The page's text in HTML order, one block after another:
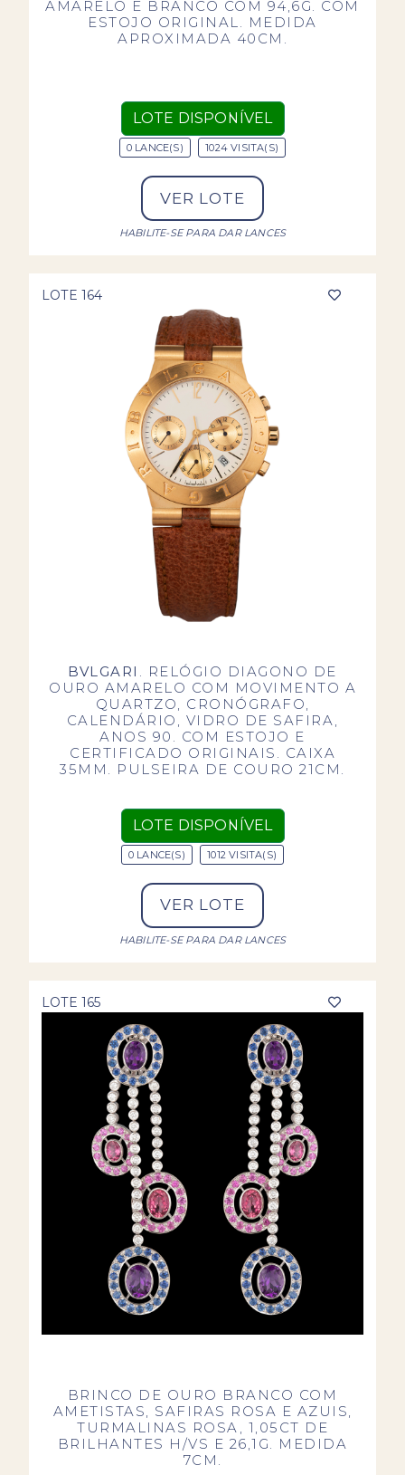
AMARELO E BRANCO COM 94,6G. COM
ESTOJO ORIGINAL. MEDIDA
APROXIMADA 40CM.
LOTE DISPONÍVEL
0 LANCE(S) 1024 VISITA(S)
VER LOTE
HABILITE-SE PARA DAR LANCES
LOTE 164
BVLGARI . RELÓGIO DIAGONO DE
OURO AMARELO COM MOVIMENTO A
QUARTZO, CRONÓGRAFO,
CALENDÁRIO, VIDRO DE SAFIRA,
ANOS 90. COM ESTOJO E
CERTIFICADO ORIGINAIS. CAIXA
35MM. PULSEIRA DE COURO 21CM.
LOTE DISPONÍVEL
0 LANCE(S) 1012 VISITA(S)
VER LOTE
HABILITE-SE PARA DAR LANCES
LOTE 165
BRINCO DE OURO BRANCO COM
AMETISTAS, SAFIRAS ROSA E AZUIS,
TURMALINAS ROSA, 1,05CT DE
BRILHANTES H/VS E 26,1G. MEDIDA
7CM.